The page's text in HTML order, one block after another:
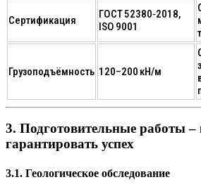
Сертификация
ГОСТ 52380‑2018,
ISO 9001
Грузоподъёмность 120–200 кН/м
3. Подготовительные работы –
гарантировать успех
3.1. Геологическое обследование